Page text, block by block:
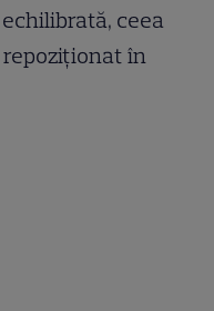
ceea
repoziționat în